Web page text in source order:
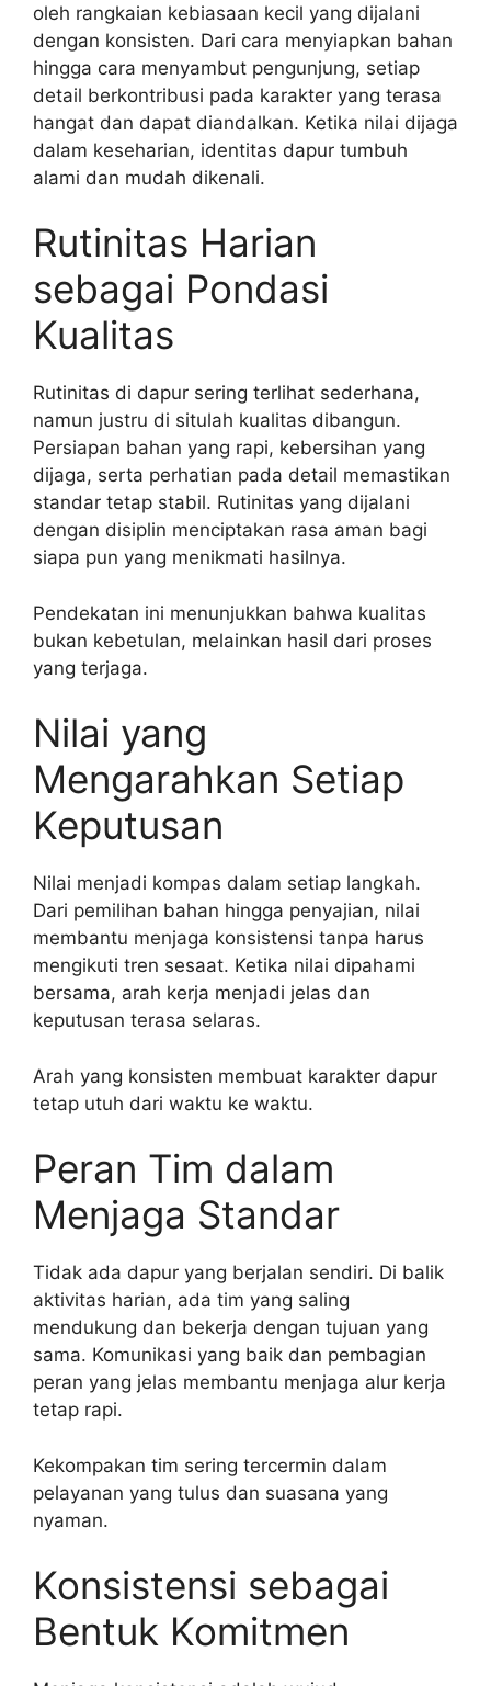
oleh rangkaian kebiasaan kecil yang dijalani
dengan konsisten. Dari cara menyiapkan bahan
hingga cara menyambut pengunjung, setiap
detail berkontribusi pada karakter yang terasa
hangat dan dapat diandalkan. Ketika nilai dijaga
dalam keseharian, identitas dapur tumbuh
alami dan mudah dikenali.
Rutinitas Harian
sebagai Pondasi
Kualitas
Rutinitas di dapur sering terlihat sederhana,
namun justru di situlah kualitas dibangun.
Persiapan bahan yang rapi, kebersihan yang
dijaga, serta perhatian pada detail memastikan
standar tetap stabil. Rutinitas yang dijalani
dengan disiplin menciptakan rasa aman bagi
siapa pun yang menikmati hasilnya.
Pendekatan ini menunjukkan bahwa kualitas
bukan kebetulan, melainkan hasil dari proses
yang terjaga.
Nilai yang
Mengarahkan Setiap
Keputusan
Nilai menjadi kompas dalam setiap langkah.
Dari pemilihan bahan hingga penyajian, nilai
membantu menjaga konsistensi tanpa harus
mengikuti tren sesaat. Ketika nilai dipahami
bersama, arah kerja menjadi jelas dan
keputusan terasa selaras.
Arah yang konsisten membuat karakter dapur
tetap utuh dari waktu ke waktu.
Peran Tim dalam
Menjaga Standar
Tidak ada dapur yang berjalan sendiri. Di balik
aktivitas harian, ada tim yang saling
mendukung dan bekerja dengan tujuan yang
sama. Komunikasi yang baik dan pembagian
peran yang jelas membantu menjaga alur kerja
tetap rapi.
Kekompakan tim sering tercermin dalam
pelayanan yang tulus dan suasana yang
nyaman.
Konsistensi sebagai
Bentuk Komitmen